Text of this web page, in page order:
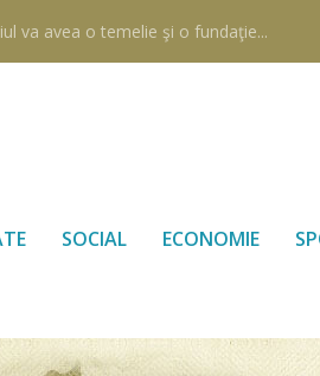
va avea o temelie şi o fundaţie...
SOCIAL ECONOMIE